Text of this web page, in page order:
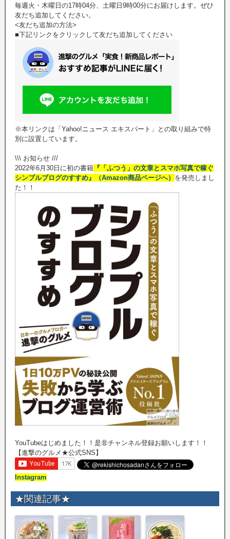
毎週火・木曜日の17時04分、土曜日9時00分にお届けします。ぜひ
友だち追加してください。
<友だち追加の方法>
■下記リンクをクリックして友だち追加してください
※本リンクは「Yahoo!ニュース エキスパート」との取り組みで特
別に設置しています。
\\\ お知らせ ///
2022年6月30日に初の書籍 『「ふつう」の文章とスマホ写真で稼ぐ
シンプルブログのすすめ』（Amazon商品ページへ） を発売しまし
た！！
YouTubeはじめました！！是非チャンネル登録お願いします！！
【進撃のグルメ★公式SNS】
Instagram
★関連記事★